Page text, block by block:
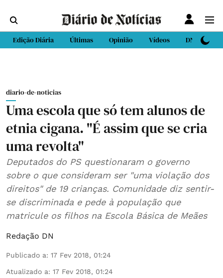
Edição Diária Últimas Opinião Vídeos DN Sport
diario-de-noticias
Uma escola que só tem alunos de
etnia cigana. "É assim que se cria
uma revolta"
Deputados do PS questionaram o governo
sobre o que consideram ser "uma violação dos
direitos" de 19 crianças. Comunidade diz sentir-
se discriminada e pede à população que
matricule os filhos na Escola Básica de Meães
Redação DN
Publicado a: 17 Fev 2018, 01:24
Atualizado a: 17 Fev 2018, 01:24